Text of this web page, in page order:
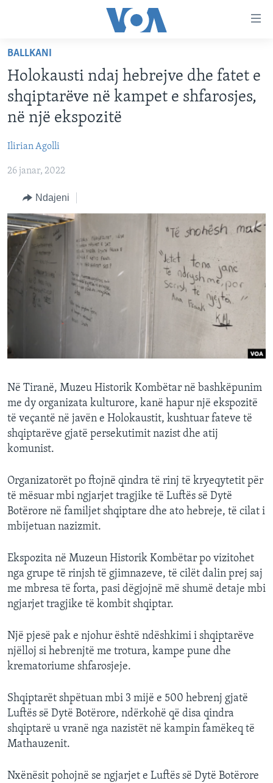
faqen
kryesore
Kalo
tek
faqja
Kalo
tek
kërkimi
FAQJA KRYESORE
KATEGORITË
AMERIKA
EVROPA
BOTA
MJEDISI
KULTURË
SHKENCË DHE TEKNOLOGJI
SHËNDETËSI
INTERVISTA
DITARI
DITARI
Learning English
FOLLOW US
Gjuhët
BALLKANI
Holokausti ndaj hebrejve dhe fatet e
shqiptarëve në kampet e shfarosjes,
në një ekspozitë
Ilirian Agolli
26 janar, 2022
Ndajeni
Në Tiranë, Muzeu Historik Kombëtar në bashkëpunim
me dy organizata kulturore, kanë hapur një ekspozitë
të veçantë në javën e Holokaustit, kushtuar fateve të
shqiptarëve gjatë persekutimit nazist dhe atij
komunist.
Organizatorët po ftojnë qindra të rinj të kryeqytetit për
të mësuar mbi ngjarjet tragjike të Luftës së Dytë
Botërore në familjet shqiptare dhe ato hebreje, të cilat i
mbijetuan nazizmit.
Ekspozita në Muzeun Historik Kombëtar po vizitohet
nga grupe të rinjsh të gjimnazeve, të cilët dalin prej saj
me mbresa të forta, pasi dëgjojnë më shumë detaje mbi
ngjarjet tragjike të kombit shqiptar.
Një pjesë pak e njohur është ndëshkimi i shqiptarëve
njëlloj si hebrenjtë me trotura, kampe pune dhe
krematoriume shfarosjeje.
Shqiptarët shpëtuan mbi 3 mijë e 500 hebrenj gjatë
Luftës së Dytë Botërore, ndërkohë që disa qindra
shqiptarë u vranë nga nazistët në kampin famëkeq të
Mathauzenit.
Nxënësit pohojnë se ngjarjet e Luftës së Dytë Botërore